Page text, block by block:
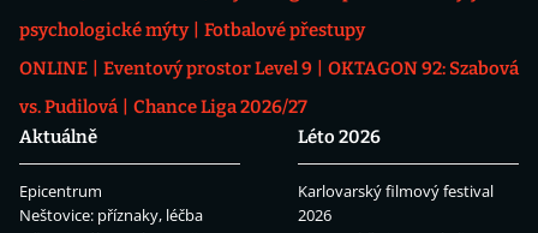
psychologické mýty
Fotbalové přestupy
ONLINE
Eventový prostor Level 9
OKTAGON 92: Szabová
vs. Pudilová
Chance Liga 2026/27
Aktuálně
Epicentrum
Neštovice: příznaky, léčba
Léto 2026
Karlovarský filmový festival
2026